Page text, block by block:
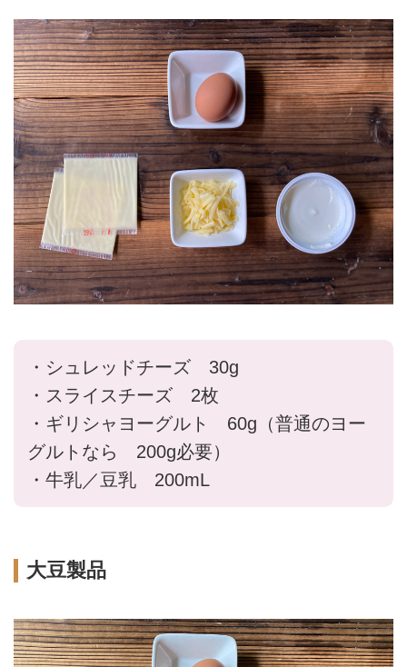
・シュレッドチーズ 30g
・スライスチーズ 2枚
・ギリシャヨーグルト 60g（普通のヨー
グルトなら 200g必要）
・牛乳／豆乳 200mL
大豆製品